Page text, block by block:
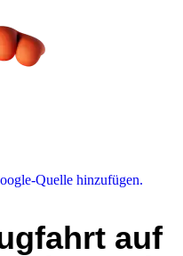
Quelle hinzufügen.
auf